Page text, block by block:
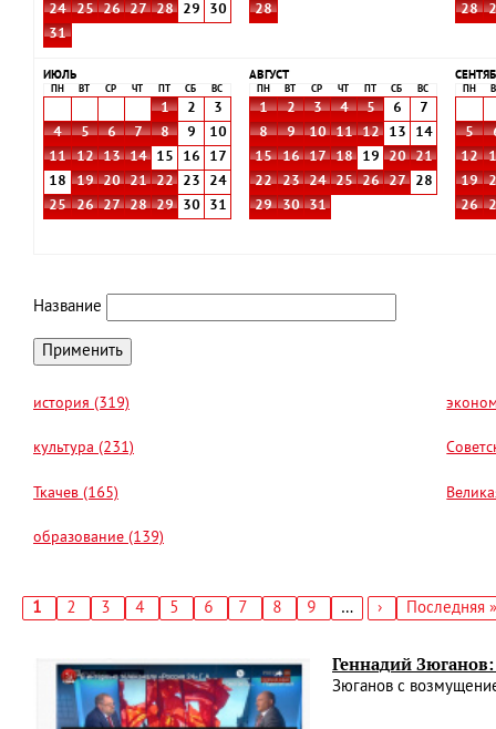
24
25 26 27 28 29
30
31
28
28
ИЮЛЬ
ПН ВТ СР ЧТ СБ ВС
1 2
3
4
5 6 7 8 9
10
11
12 13 14 15 16
17
18
19 20 21 22 23
24
25
26 27 28 29 30 31
АВГУСТ
ПН ВТ СР ЧТ СБ ВС
1 2 3 4 5 6
7
8
9 10 11 12 13
14
15
16 17 18 19 20
21
22
23 24 25 26 27
28
29
30 31
ПН
5
12
19
26
Название
история (319)
культура (231)
Ткачев (165)
образование (139)
Текущая
1 Страница
2 Страница
3 Страница
4 Страница
5 Страница
6 Страница
7 Страница
8 Страница
9 …
Следующая
›
Последняя
Последняя »
Геннадий
Зюганов с